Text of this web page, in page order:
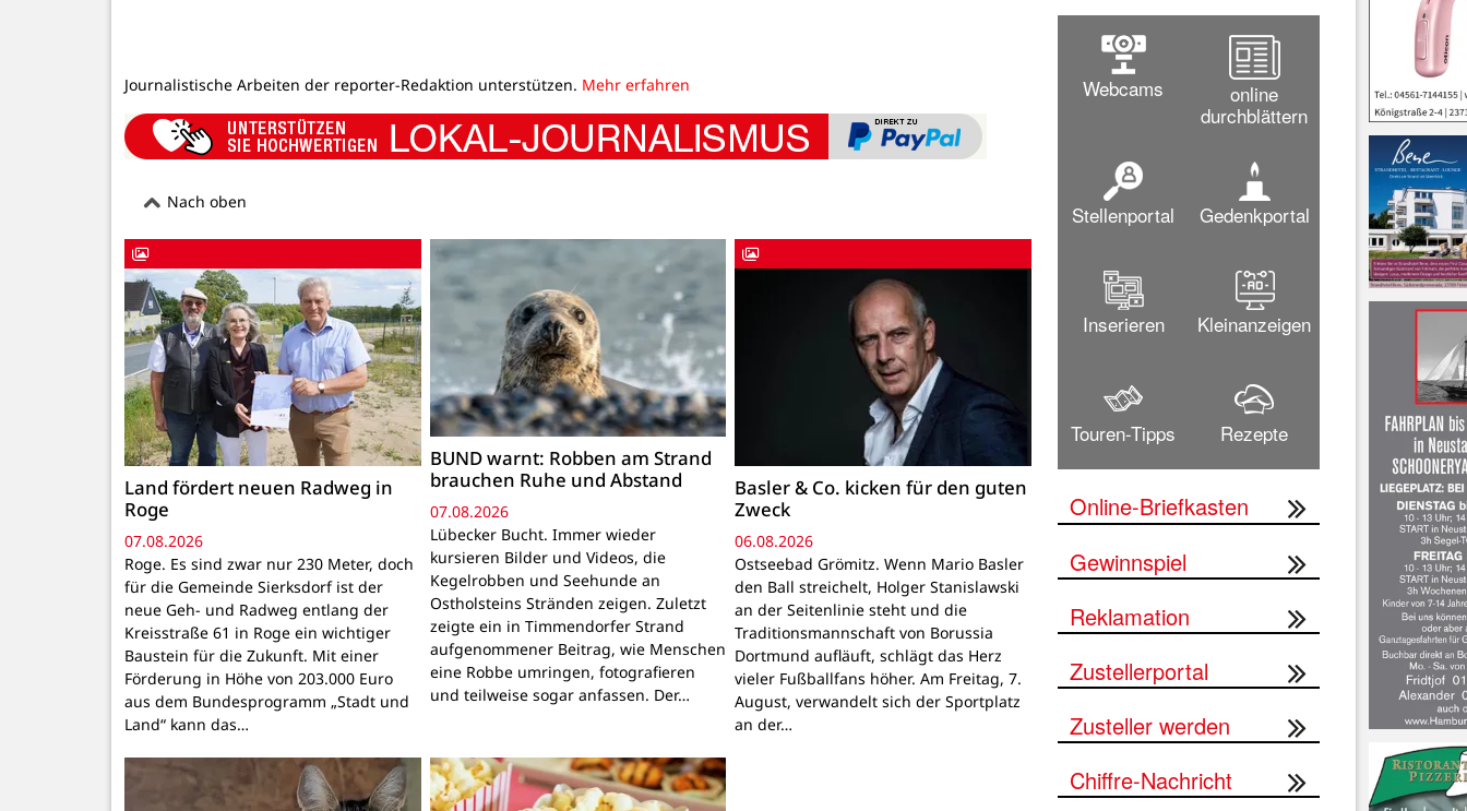
Journalistische Arbeiten der reporter-Redaktion unterstützen. Mehr erfahren
Nach oben
Land fördert neuen Radweg in
Roge
07.08.2026
Roge. Es sind zwar nur 230 Meter, doch
für die Gemeinde Sierksdorf ist der
neue Geh- und Radweg entlang der
Kreisstraße 61 in Roge ein wichtiger
Baustein für die Zukunft. Mit einer
Förderung in Höhe von 203.000 Euro
aus dem Bundesprogramm „Stadt und
Land“ kann das…
BUND warnt: Robben am Strand
brauchen Ruhe und Abstand
07.08.2026
Lübecker Bucht. Immer wieder
kursieren Bilder und Videos, die
Kegelrobben und Seehunde an
Ostholsteins Stränden zeigen. Zuletzt
zeigte ein in Timmendorfer Strand
aufgenommener Beitrag, wie Menschen
eine Robbe umringen, fotografieren
und teilweise sogar anfassen. Der…
Basler & Co. kicken für den guten
Zweck
06.08.2026
Ostseebad Grömitz. Wenn Mario Basler
den Ball streichelt, Holger Stanislawski
an der Seitenlinie steht und die
Traditionsmannschaft von Borussia
Dortmund aufläuft, schlägt das Herz
vieler Fußballfans höher. Am Freitag, 7.
August, verwandelt sich der Sportplatz
an der…
Webcams
online
durchblättern
Stellenportal Gedenkportal
Inserieren Kleinanzeigen
Touren-Tipps Rezepte
Online-Briefkasten
Gewinnspiel
Reklamation
Zustellerportal
Zusteller werden
Chiffre-Nachricht